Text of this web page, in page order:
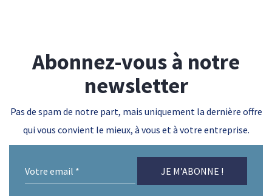
Abonnez-vous à notre
newsletter
Pas de spam de notre part, mais uniquement la dernière offre
qui vous convient le mieux, à vous et à votre entreprise.